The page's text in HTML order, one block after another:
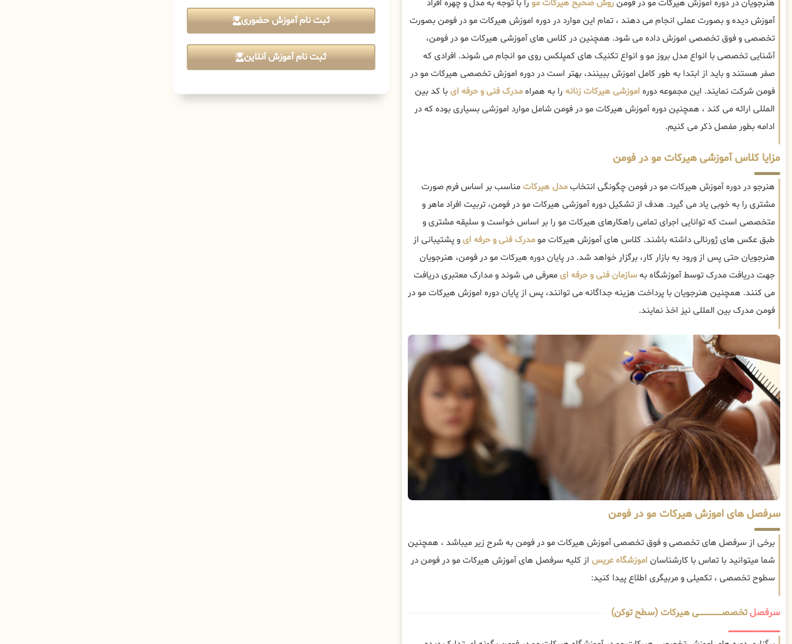
هنرجویان در دوره آموزش هیرکات مو در فومنروش صحیح هیرکات مو را با توجه به مدل و چهره افراد
آموزش دیده و بصورت عملی انجام می دهند ، تمام این موارد در دوره اموزش هیرکات مو در فومن بصورت
تخصصی و فوق تخصصی اموزش داده می شود. همچنین در کلاس های آموزشی هیرکات مو در فومن،
آشنایی تخصصی با انواع مدل بروز مو و انواع تکنیک های کمپلکس روی مو انجام می شوند. افرادی که
صفر هستند و باید از ابتدا به طور کامل اموزش ببینند، بهتر است در دوره اموزش تخصصی هیرکات مو در
فومن شرکت نمایند. این مجموعه دوره اموزشی هیرکات زنانه را به همراهمدرک فنی و حرفه ایبا کد بین
المللی ارائه می کند ، همچنین دوره آموزش هیرکات مو در فومن شامل موارد اموزشی بسیاری بوده که در
ادامه بطور مفصل ذکر می کنیم.
مزایا کلاس آموزشی هیرکات مو در فومن
هنرجو در دوره آموزش هیرکات مو در فومن چگونگی انتخابمدل هیرکاتمناسب بر اساس فرم صورت
مشتری را به خوبی یاد می گیرد. هدف از تشکیل دوره آموزشی هیرکات مو در فومن، تربیت افراد ماهر و
متخصصی است که توانایی اجرای تمامی راهکارهای هیرکات مو را بر اساس خواست و سلیقه مشتری و
طبق عکس های ژورنالی داشته باشند. کلاس های آموزش هیرکات مومدرک فنی و حرفه ایو پشتیبانی از
هنرجویان حتی پس از ورود به بازار کار، برگزار خواهد شد. در پایان دوره هیرکات مو در فومن، هنرجویان
جهت دریافت مدرک توسط آموزشگاه بهسازمان فنی و حرفه ایمعرفی می شوند و مدارک معتبری دریافت
می کنند. همچنین هنرجویان با پرداخت هزینه جداگانه می توانند، پس از پایان دوره اموزش هیرکات مو در
فومن مدرک بین المللی نیز اخذ نمایند.
سرفصل های اموزش هیرکات مو در فومن
برخی از سرفصل های تخصصی و فوق تخصصی آموزش هیرکات مو در فومن به شرح زیر میباشد ، همچنین
شما میتوانید با تماس با کارشناسان اموزشگاه عریس از کلیه سرفصل های آموزش هیرکات مو در فومن در
سطوح تخصصی ، تکمیلی و مربیگری اطلاع پیدا کنید:
سرفصلتخصصــــــــــــــــــــی هیرکات (سطح توکن)
ثبت نام آموزش حضوری
ثبت نام آموزش آنلاین